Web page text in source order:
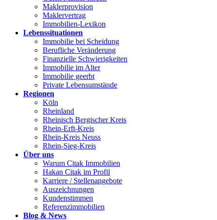
Maklerprovision
Maklervertrag
Immobilien-Lexikon
Lebenssituationen
Immobilie bei Scheidung
Berufliche Veränderung
Finanzielle Schwierigkeiten
Immobilie im Alter
Immobilie geerbt
Private Lebensumstände
Regionen
Köln
Rheinland
Rheinisch Bergischer Kreis
Rhein-Erft-Kreis
Rhein-Kreis Neuss
Rhein-Sieg-Kreis
Über uns
Warum Citak Immobilien
Hakan Citak im Profil
Karriere / Stellenangebote
Auszeichnungen
Kundenstimmen
Referenzimmobilien
Blog & News